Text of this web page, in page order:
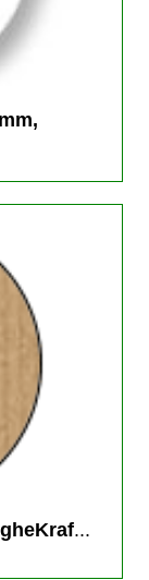
...